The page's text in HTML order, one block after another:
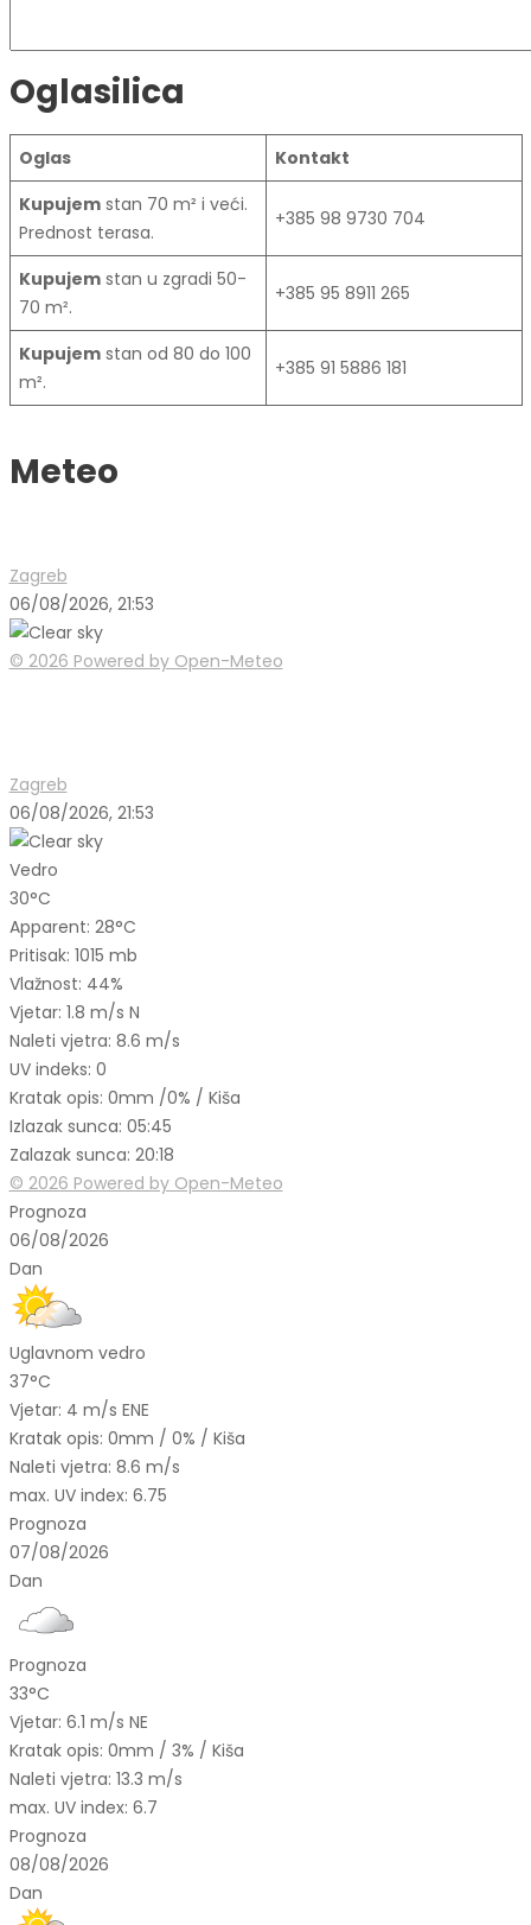
Oglasilica
Oglas
Kontakt
Kupujemstan 70 m² i veći.
Prednost terasa.
+385 98 9730 704
Kupujemstan u zgradi 50-
70 m².
+385 95 8911 265
Kupujemstan od 80 do 100
m².
+385 91 5886 181
Meteo
Zagreb
06/08/2026, 21:53
© 2026 Powered by Open-Meteo
Zagreb
06/08/2026, 21:53
Vedro
30°C
Apparent: 28°C
Pritisak: 1015 mb
Vlažnost: 44%
Vjetar: 1.8 m/s N
Naleti vjetra: 8.6 m/s
UV indeks: 0
Kratak opis: 0mm /0% / Kiša
Izlazak sunca: 05:45
Zalazak sunca: 20:18
© 2026 Powered by Open-Meteo
Prognoza
06/08/2026
Dan
Uglavnom vedro
37°C
Vjetar: 4 m/s ENE
Kratak opis: 0mm / 0% / Kiša
Naleti vjetra: 8.6 m/s
max. UV index: 6.75
Prognoza
07/08/2026
Dan
Prognoza
33°C
Vjetar: 6.1 m/s NE
Kratak opis: 0mm / 3% / Kiša
Naleti vjetra: 13.3 m/s
max. UV index: 6.7
Prognoza
08/08/2026
Dan